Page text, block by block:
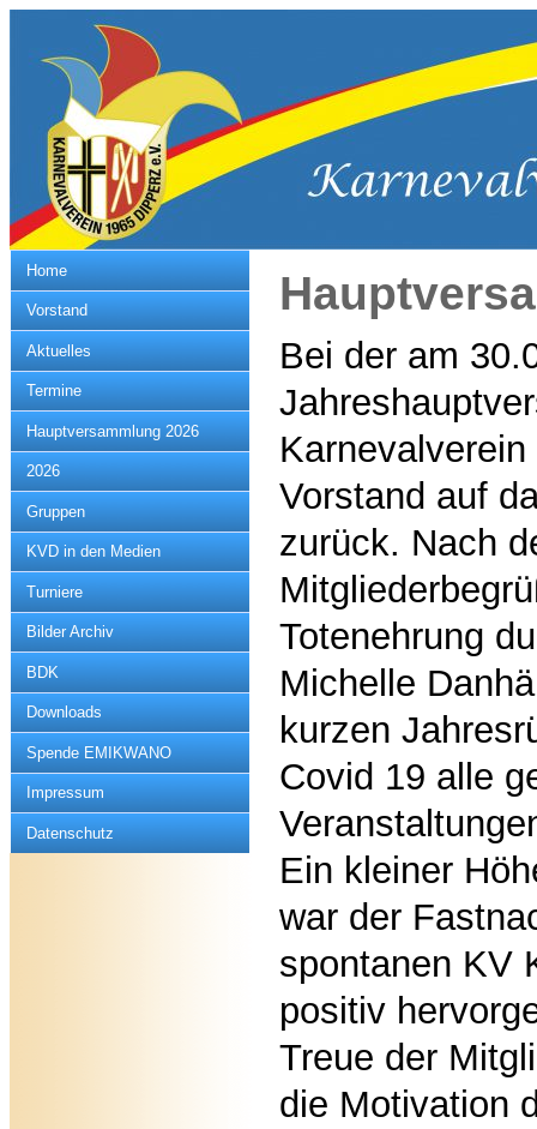
Home
Vorstand
Aktuelles
Termine
Hauptversammlung 2026
2026
Gruppen
KVD in den Medien
Turniere
Bilder Archiv
BDK
Downloads
Spende EMIKWANO
Impressum
Datenschutz
Bei der am
Vorstand auf
zurück. Nach
Totenehrung
Michelle
kurzen
Covid 19 alle
Ein kleiner
war der
spontanen KV
positiv
Treue der
die Motivation